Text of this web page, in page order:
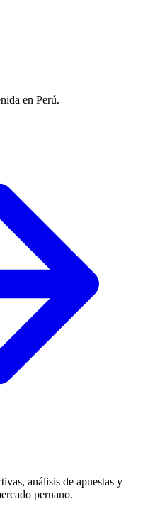
en Perú.
análisis de apuestas y
peruano.